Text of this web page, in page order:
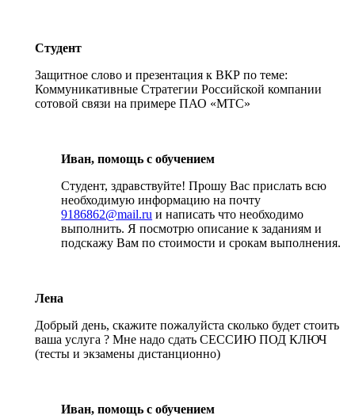
Студент
Защитное слово и презентация к ВКР по теме:
Коммуникативные Стратегии Российской компании
сотовой связи на примере ПАО «МТС»
Иван, помощь с обучением
Студент, здравствуйте! Прошу Вас прислать всю
необходимую информацию на почту
9186862@mail.ru и написать что необходимо
выполнить. Я посмотрю описание к заданиям и
подскажу Вам по стоимости и срокам выполнения.
Лена
Добрый день, скажите пожалуйста сколько будет стоить
ваша услуга ? Мне надо сдать СЕССИЮ ПОД КЛЮЧ
(тесты и экзамены дистанционно)
Иван, помощь с обучением